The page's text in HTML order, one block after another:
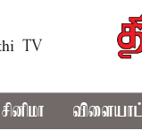
TV
சினிமா